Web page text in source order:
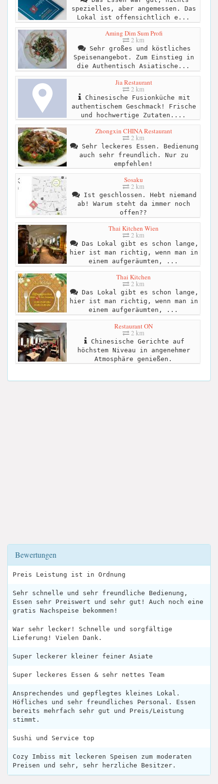
spezielles, aber angemessen. Das
Lokal ist offensichtlich e...
Aming Dim Sum Profi
2 km
Sehr großes und köstliches
Speisenangebot. Zum Einstieg in
die Authentisch Asiatische...
Jia Restaurant
2 km
Chinesische Fusionküche mit
authentischem Geschmack! Frische
und hochwertige Zutaten....
Zhongxin CHINA Restaurant
2 km
Sehr leckeres Essen. Bedienung
auch sehr freundlich. Nur zu
empfehlen!
Sosaku
2 km
Ist geschlossen. Hebt niemand
ab! Warum steht da immer noch
offen??
Thai Kitchen Wien
2 km
Das Lokal gibt es schon lange,
hier ist man richtig, wenn man in
einem aufgeräumten, ...
Thai Kitchen
2 km
Das Lokal gibt es schon lange,
hier ist man richtig, wenn man in
einem aufgeräumten, ...
Restaurant ON
2 km
Chinesische Gerichte auf
höchstem Niveau in angenehmer
Atmosphäre genießen.
Bewertungen
Preis Leistung ist in Ordnung
Sehr schnelle und sehr freundliche Bedienung,
Essen sehr Preiswert und sehr gut! Auch noch eine
gratis Nachspeise bekommen!
War sehr lecker! Schnelle und sorgfältige
Lieferung! Vielen Dank.
Super leckerer kleiner feiner Asiate
Super leckeres Essen & sehr nettes Team
Ansprechendes und gepflegtes kleines Lokal.
Höfliches und sehr freundliches Personal. Essen
bereits mehrfach sehr gut und Preis/Leistung
stimmt.
Sushi und Service top
Cozy Imbiss mit leckeren Speisen zum moderaten
Preisen und sehr, sehr herzliche Besitzer.